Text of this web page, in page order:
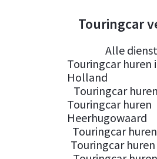
Touringcar
Alle
Touringcar huren
Holland
Touringcar
Touringcar huren
Heerhugowaard
Touringcar
Touringcar